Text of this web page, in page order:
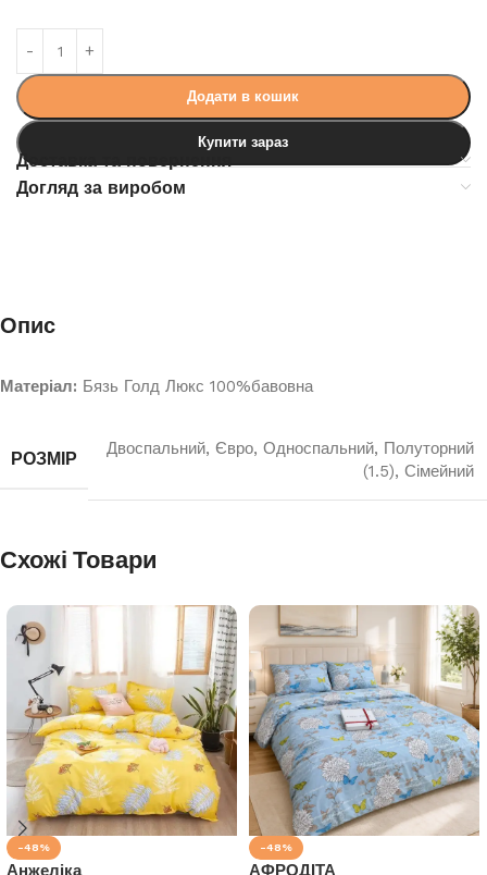
Додати в кошик
Купити зараз
Доставка та повернення
Догляд за виробом
Опис
Матеріал: Бязь Голд Люкс 100%бавовна
РОЗМІР
Двоспальний, Євро, Односпальний, Полуторний
(1.5), Сімейний
Схожі Товари
-48%
Анжеліка
-48%
АФРОДІТА